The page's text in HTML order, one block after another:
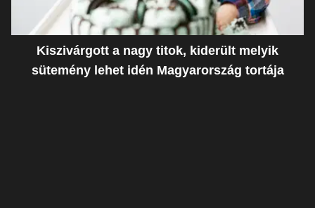
Kiszivárgott a nagy titok, kiderült melyik
sütemény lehet idén Magyarország tortája